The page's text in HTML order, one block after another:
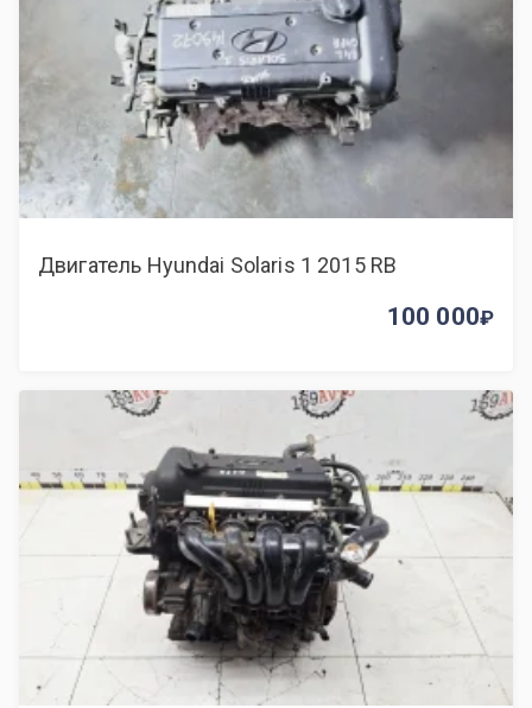
Двигатель Hyundai Solaris 1 2015 RB
100 000